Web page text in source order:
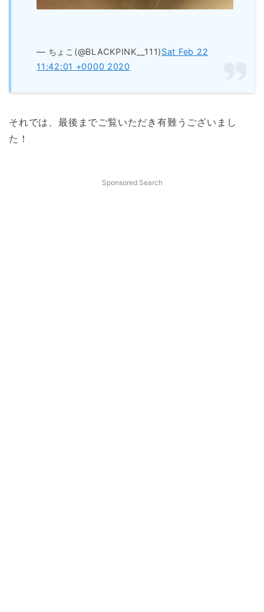
— ちょこ(@BLACKPINK__111)Sat Feb 22
11:42:01 +0000 2020
それでは、最後までご覧いただき有難うございまし
た！
Sponsored Search